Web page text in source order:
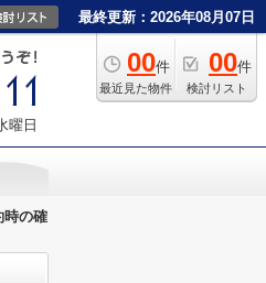
最終更新：2026年08月07日
00件
最近見た物件
00件
検討リスト
曜日
時の確